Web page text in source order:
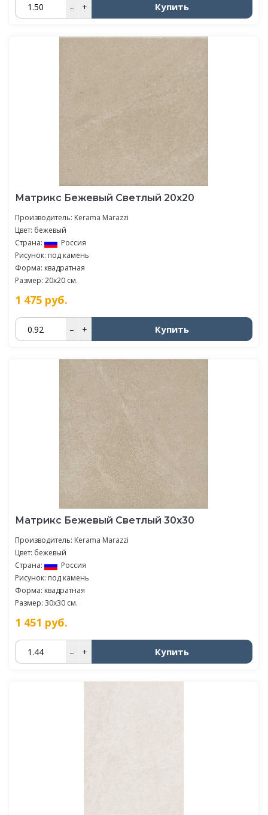
– + Купить
Матрикс Бежевый Светлый 20х20
Производитель: Kerama Marazzi
Цвет: бежевый
Страна:
Россия
Рисунок: под камень
Форма: квадратная
Размер: 20x20 см.
1 475 руб.
– + Купить
Матрикс Бежевый Светлый 30х30
Производитель: Kerama Marazzi
Цвет: бежевый
Страна:
Россия
Рисунок: под камень
Форма: квадратная
Размер: 30x30 см.
1 451 руб.
– + Купить